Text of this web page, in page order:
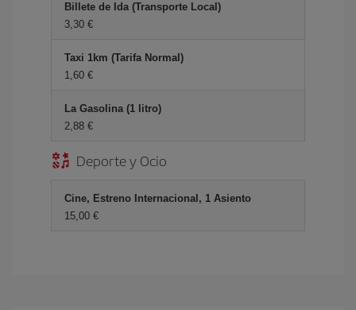
Billete de Ida (Transporte Local)
3,30
Taxi 1km (Tarifa Normal)
1,60
La Gasolina (1 litro)
2,88
Deporte y Ocio
Cine, Estreno Internacional, 1 Asiento
15,00